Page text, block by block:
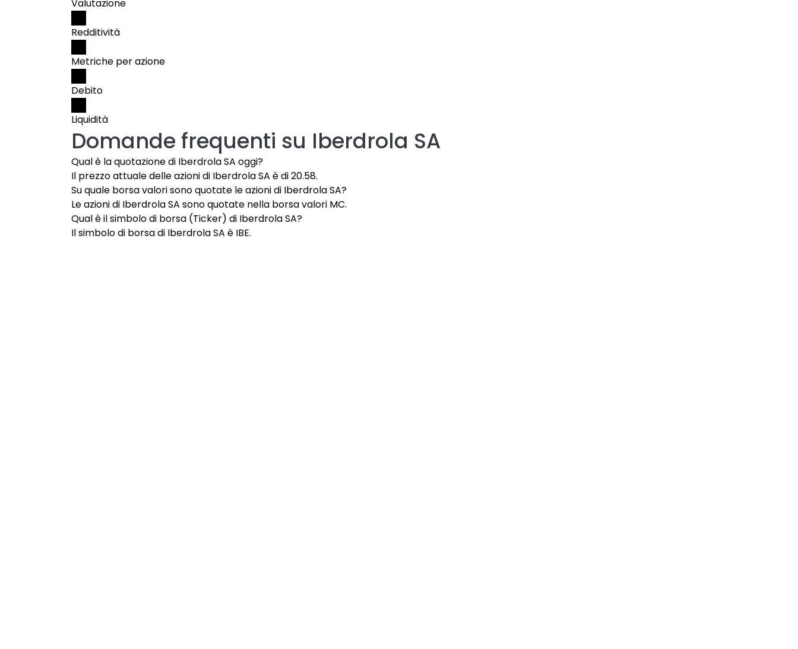
Valutazione
Redditività
Metriche per azione
Debito
Liquidità
Domande frequenti su Iberdrola SA
Qual è la quotazione di Iberdrola SA oggi?
Il prezzo attuale delle azioni di Iberdrola SA è di 20.58.
Su quale borsa valori sono quotate le azioni di Iberdrola SA?
Le azioni di Iberdrola SA sono quotate nella borsa valori MC.
Qual è il simbolo di borsa (Ticker) di Iberdrola SA?
Il simbolo di borsa di Iberdrola SA è IBE.